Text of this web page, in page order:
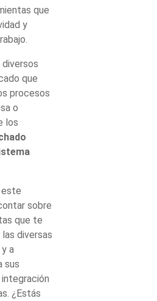
que
y
que
procesos
o
los
este
sobre
que te
diversas
a
sus
¿Estás